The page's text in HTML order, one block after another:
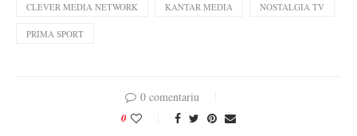
CLEVER MEDIA NETWORK KANTAR MEDIA NOSTALGIA TV
PRIMA SPORT
0 comentariu
0